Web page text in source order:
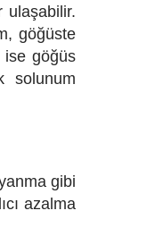
ulaşabilir.
göğüste
ise göğüs
solunum
gibi
azalma